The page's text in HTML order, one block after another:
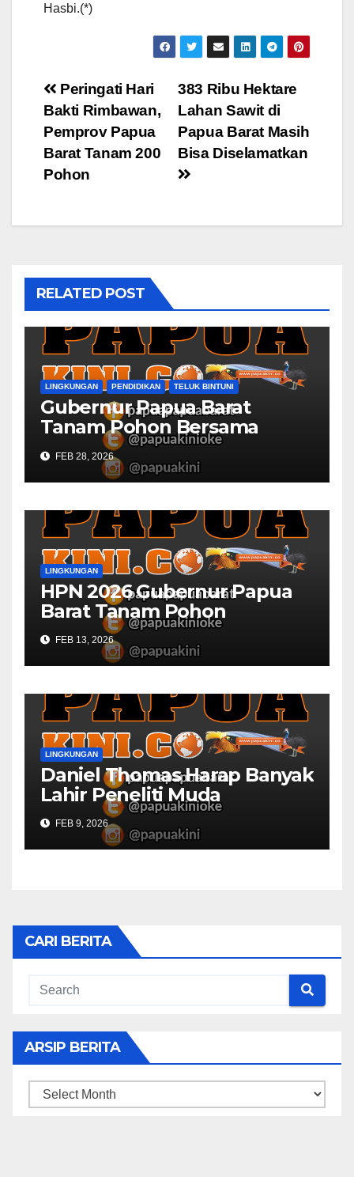
Hasbi.(*)
Post
navigation
383 Ribu Hektare
Lahan Sawit di
Papua Barat Masih
Bisa Diselamatkan
Peringati Hari
Bakti Rimbawan,
Pemprov Papua
Barat Tanam 200
Pohon
RELATED POST
LINGKUNGAN PENDIDIKAN TELUK BINTUNI
Gubernur Papua Barat
Tanam Pohon Bersama
Civitas Academica
Universitas Muhammadiyah
FEB 28, 2026
LINGKUNGAN
HPN 2026 Gubernur Papua
Barat Tanam Pohon
FEB 13, 2026
LINGKUNGAN
Daniel Thomas Harap Banyak
Lahir Peneliti Muda
FEB 9, 2026
CARI BERITA
ARSIP BERITA
ARSIP